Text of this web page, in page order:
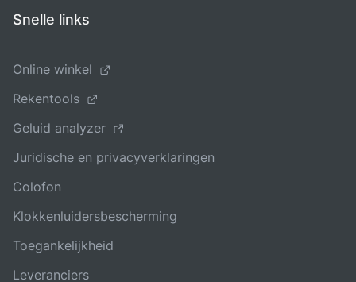
Snelle links
Online winkel
Rekentools
Geluid analyzer
Juridische en privacyverklaringen
Colofon
Klokkenluidersbescherming
Toegankelijkheid
Leveranciers